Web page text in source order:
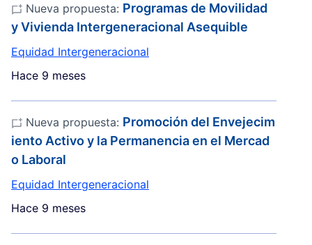
Hace 9 meses
Nueva propuesta: Programas de Movilidad
y Vivienda Intergeneracional Asequible
Equidad Intergeneracional
Hace 9 meses
Nueva propuesta: Promoción del Envejecim
iento Activo y la Permanencia en el Mercad
o Laboral
Equidad Intergeneracional